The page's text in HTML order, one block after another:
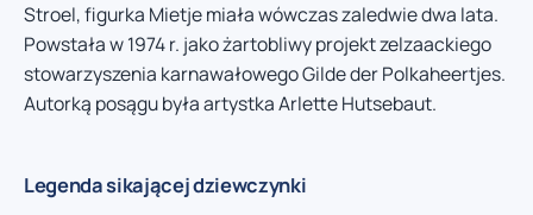
Stroel, figurka Mietje miała wówczas zaledwie dwa lata.
Powstała w 1974 r. jako żartobliwy projekt zelzaackiego
stowarzyszenia karnawałowego Gilde der Polkaheertjes.
Autorką posągu była artystka Arlette Hutsebaut.
Legenda sikającej dziewczynki